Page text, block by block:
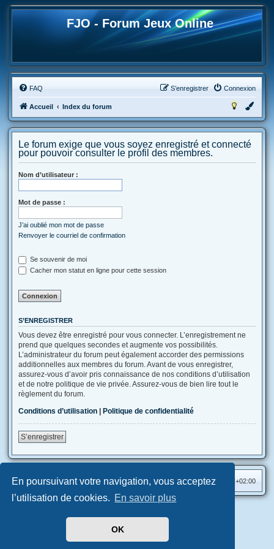
En poursuivant votre navigation, vous acceptez
l’utilisation de cookies. En savoir plus
OK
FJO - Forum Jeux Online
FAQ Connexion
S’enregistrer
Accueil Index du forum
Le forum exige que vous soyez enregistré et connecté
pour pouvoir consulter le profil des membres.
Nom d’utilisateur :
Mot de passe :
J’ai oublié mon mot de passe
Renvoyer le courriel de confirmation
Se souvenir de moi
Cacher mon statut en ligne pour cette session
S’ENREGISTRER
Vous devez être enregistré pour vous connecter. L’enregistrement ne
prend que quelques secondes et augmente vos possibilités.
L’administrateur du forum peut également accorder des permissions
additionnelles aux membres du forum. Avant de vous enregistrer,
assurez-vous d’avoir pris connaissance de nos conditions d’utilisation
et de notre politique de vie privée. Assurez-vous de bien lire tout le
règlement du forum.
Conditions d’utilisation | Politique de confidentialité
S’enregistrer
Accueil Index du forum Heures au format UTC+02:00